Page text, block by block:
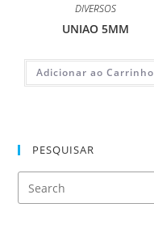
DIVERSOS
UNIAO 5MM
Adicionar ao Carrinho
PESQUISAR